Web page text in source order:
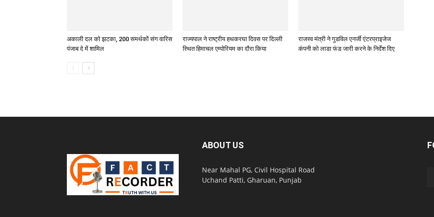
अकाली दल को झटका, 200 समर्थकों संग वारिस
पंजाब दे में शामिल
राज्यपाल ने राष्ट्रीय हथकरघा दिवस पर दिल्ली
स्थित हिमाचल एम्पोरियम का दौरा किया
राजस्व मंत्री ने गुडविल एनर्जी एंटरप्राइजेज
कंपनी को लाडा फंड जारी करने के निर्देश दिए
ABOUT US
Near Mahal PG, Civil Hospital Road
Uchand Patti, Gharuan, Punjab